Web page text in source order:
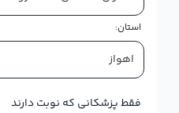
استان:
اهواز
فقط پزشکانی که نوبت دارند